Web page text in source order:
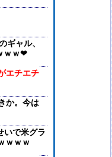
ギャル、
ｗｗ❤
エチエチ
か。今は
いで米グラ
ｗｗｗ